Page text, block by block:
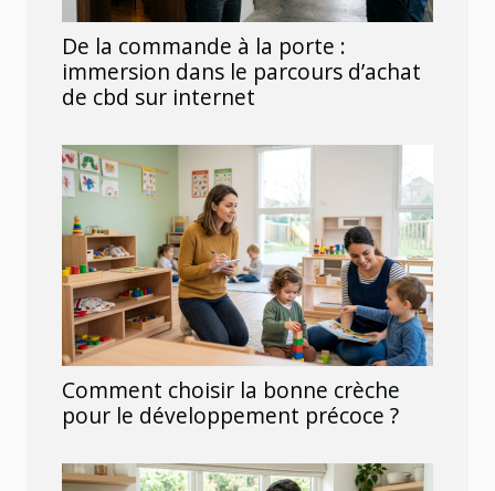
De la commande à la porte :
immersion dans le parcours d’achat
de cbd sur internet
Comment choisir la bonne crèche
pour le développement précoce ?